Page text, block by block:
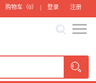
购物车（0） | 登录 注册